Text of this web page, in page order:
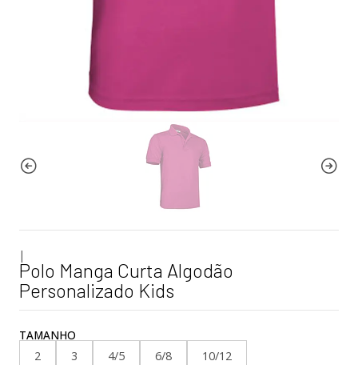
|
Polo Manga Curta Algodão
Personalizado Kids
TAMANHO
2
3 4/5 6/8
10/12